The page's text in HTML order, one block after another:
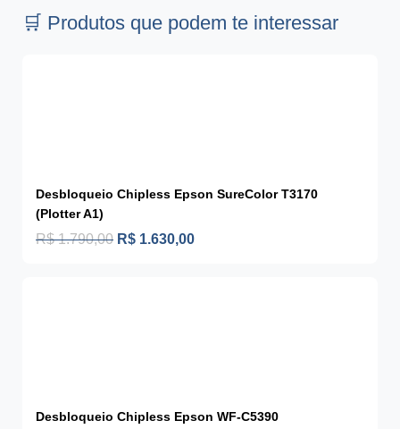
🛒 Produtos que podem te interessar
Desbloqueio Chipless Epson SureColor T3170
(Plotter A1)
R$1.790,00 R$ 1.630,00
Desbloqueio Chipless Epson WF-C5390